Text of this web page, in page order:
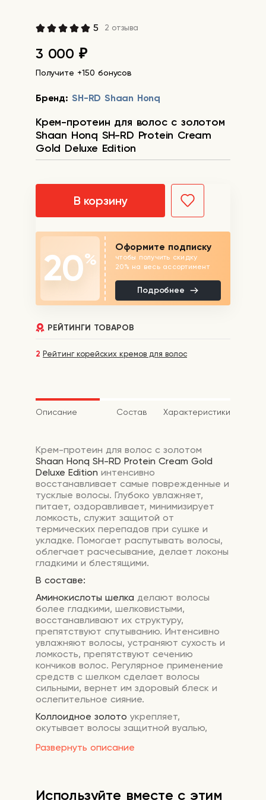
5 2 отзыва
3 000 ₽
Получите +150 бонусов
Бренд: SH-RD Shaan Honq
Крем-протеин для волос с золотом
Shaan Honq SH-RD Protein Cream
Gold Deluxe Edition
В корзину
20%
Оформите подписку
чтобы получить скидку
20% на весь ассортимент
Подробнее
РЕЙТИНГИ ТОВАРОВ
2 Рейтинг корейских кремов для волос
Описание Состав Характеристики
Развернуть описание
Крем-протеин для волос с золотом
Shaan Honq SH-RD Protein Cream Gold
Deluxe Edition интенсивно
восстанавливает самые поврежденные и
тусклые волосы. Глубоко увлажняет,
питает, оздоравливает, минимизирует
ломкость, служит защитой от
термических перепадов при сушке и
укладке. Помогает распутывать волосы,
облегчает расчесывание, делает локоны
гладкими и блестящими.
В составе:
Аминокислоты шелка делают волосы
более гладкими, шелковистыми,
восстанавливают их структуру,
препятствуют спутыванию. Интенсивно
увлажняют волосы, устраняют сухость и
ломкость, препятствуют сечению
кончиков волос. Регулярное применение
средств с шелком сделает волосы
сильными, вернет им здоровый блеск и
ослепительное сияние.
Коллоидное золото укрепляет,
окутывает волосы защитной вуалью,
ломкость.
Повышает иммунитет, способствует
Используйте вместе с этим